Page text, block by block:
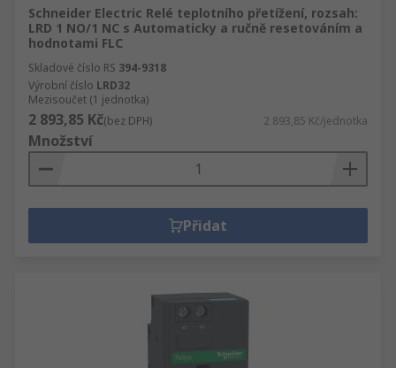
Schneider Electric Relé teplotního přetížení, rozsah:
LRD 1 NO/1 NC s Automaticky a ručně resetováním a
hodnotami FLC
Skladové číslo RS 394-9318
Výrobní číslo LRD32
Mezisoučet (1 jednotka)
2 893,85 Kč(bez DPH) 2 893,85 Kč/jednotka
Množství
Přidat